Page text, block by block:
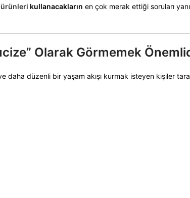
kullanacakların en çok merak ettiği soruları
Olarak Görmemek
düzenli bir yaşam akışı kurmak isteyen kişiler